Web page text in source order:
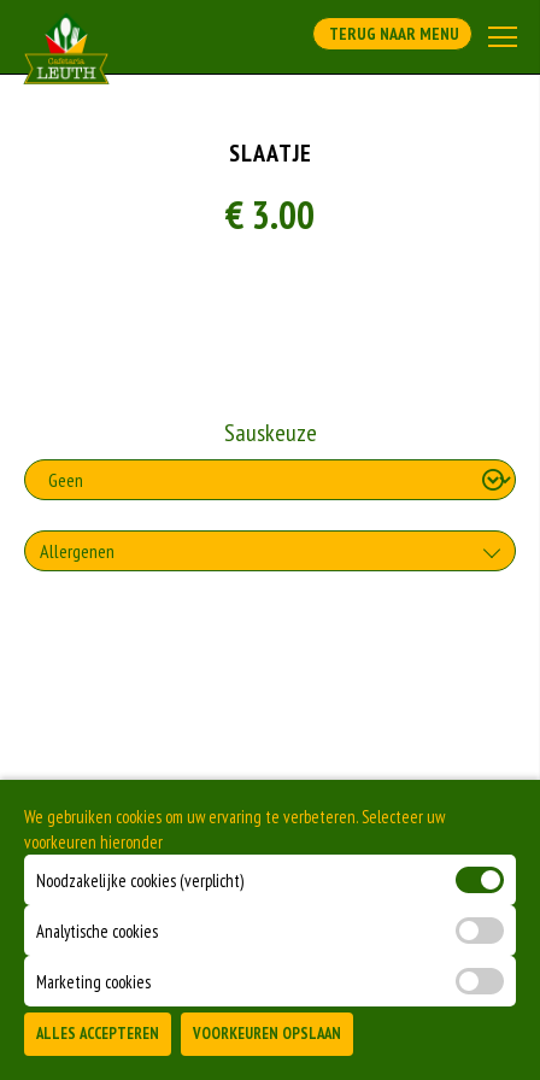
TERUG NAAR MENU
SLAATJE
€ 3.00
Sauskeuze
Allergenen
We gebruiken cookies om uw ervaring te verbeteren. Selecteer uw
voorkeuren hieronder
Noodzakelijke cookies (verplicht)
Analytische cookies
Marketing cookies
ALLES ACCEPTEREN VOORKEUREN OPSLAAN